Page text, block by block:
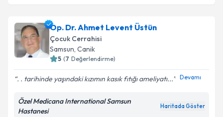
Doç. Dr. Ufuk Şeneliçin randevu takvimi talebi
oluşturun. Size bu uzmandan randevu almanız için bir
takvim hazırlandığında e-posta ile bilgilendireceğiz.
Kişisel verilerimin işlenmesine ilişkin
Op. Dr. Ahmet Levent Üstün
Çocuk Cerrahisi
Samsun, Canik
5 (7 Değerlendirme)
. . tarihinde yaşındaki kızımın kasık fıtığı ameliyatı... Devamı
Özel Medicana International Samsun
Hastanesi
Haritada Göster